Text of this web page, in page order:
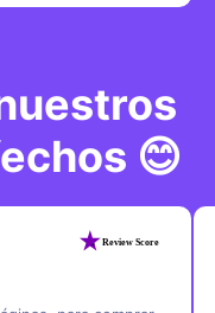
0clientes
😊